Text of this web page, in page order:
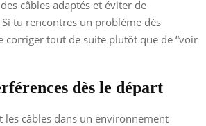
câbles adaptés et éviter de
tu rencontres un problème dès
corriger tout de suite plutôt que de “voir
dès le départ
les câbles dans un environnement